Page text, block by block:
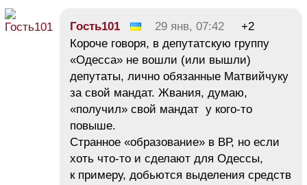
Гость101 29 янв, 07:42
+2
Короче говоря, в депутатскую группу
«Одесса» не вошли (или вышли)
депутаты, лично обязанные Матвийчуку
за свой мандат. Жвания, думаю,
«получил» свой мандат у кого-то
повыше.
Странное «образование» в ВР, но если
хоть что-то и сделают для Одессы,
к примеру, добьются выделения средств